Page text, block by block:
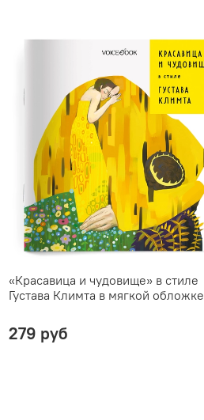
«Красавица и чудовище» в стиле
Густава Климта в мягкой обложке
279 руб